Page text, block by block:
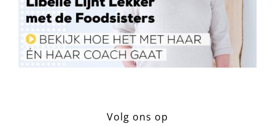
Volg ons op